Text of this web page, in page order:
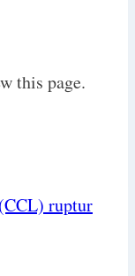
this page.